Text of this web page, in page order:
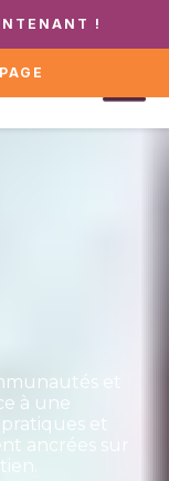
+1 888 711
!
et
à une
et
ancrées sur